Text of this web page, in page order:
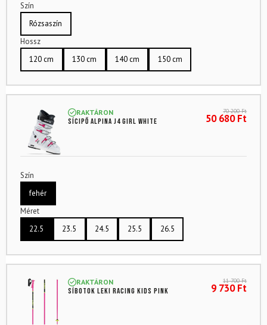
Szín
Rózsaszín
Hossz
120 cm
130 cm 140 cm 150 cm
RAKTÁRON
Sícipő ALPINA J4 Girl White
70 200Ft
50 680Ft
Szín
fehér
Méret
22.5
23.5 24.5 25.5 26.5
RAKTÁRON
Síbotok LEKI Racing Kids Pink
11 700Ft
9 730Ft